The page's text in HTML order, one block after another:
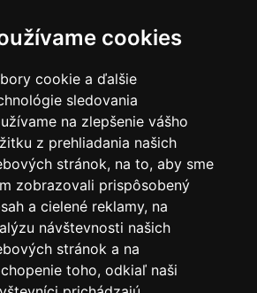
cookies
cookie a ďalšie
sledovania
na zlepšenie vášho
z prehliadania našich
stránok, na to, aby sme
zobrazovali prispôsobený
a cielené reklamy, na
návštevnosti našich
stránok a na
toho, odkiaľ naši
súhlasov s cookies
PRIDAJ SA K NÁM
láskou k horám
x Kofola 2024.
práva vyhradené.